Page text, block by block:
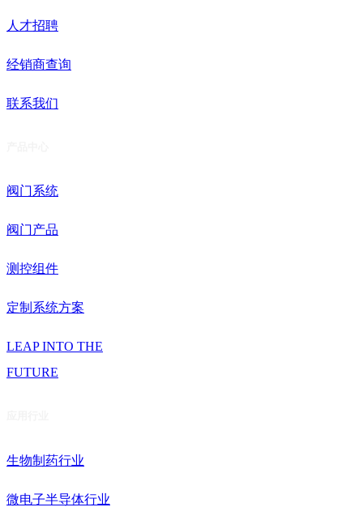
人才招聘
经销商查询
联系我们
阀门系统
阀门产品
测控组件
定制系统方案
LEAP INTO THE
FUTURE
生物制药行业
微电子半导体行业